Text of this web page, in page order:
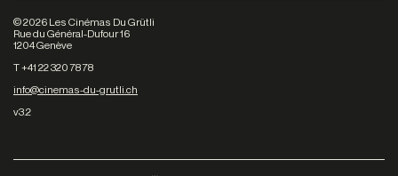
©2026 Les Cinémas Du Grütli
Rue du Général-Dufour 16
1204 Genève
T +41 22 320 78 78
info@cinemas-du-grutli.ch
v3.2